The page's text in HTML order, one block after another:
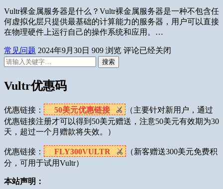
Vultr裸金属服务器是什么？‌Vultr裸金属服务器是一种不包含任
何虚拟化层只提供最基础的计算能力的服务器，用户可以直接
在物理硬件上运行自己的操作系统和应用。…
常见问题 2024年9月30日 909 浏览 评论已经关闭
搜索
Vultr优惠码
优惠链接： 50美元优惠链接
（主要针对新用户，通过
优惠链接注册才可以得到50美元赠送，注意50美元有效期为30
天，超过一个月赠款将失效。）
优惠链接： FLY300VULTR
（新客赠送300美元免费积
分，可用于试用Vultr）
本站声明：